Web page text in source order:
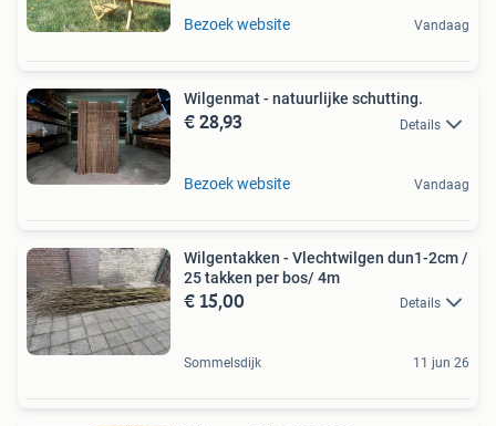
Bezoek website Vandaag
Wilgenmat - natuurlijke schutting.
€ 28,93 Details
Bezoek website Vandaag
Wilgentakken - Vlechtwilgen dun1-2cm /
25 takken per bos/ 4m
€ 15,00 Details
Sommelsdijk 11 jun 26